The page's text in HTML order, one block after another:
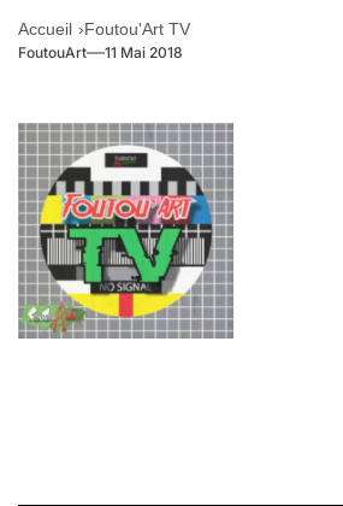
Accueil Foutou'Art TV
FoutouArt 11 Mai 2018